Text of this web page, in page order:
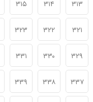
۳۱۳ ۳۱۴ ۳۱۵
۳۲۱ ۳۲۲ ۳۲۳
۳۲۹ ۳۳۰ ۳۳۱
۳۳۷ ۳۳۸ ۳۳۹